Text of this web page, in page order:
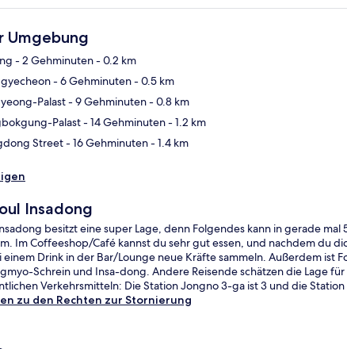
Umgebung
- 2 Gehminuten- 0.2 km
- 6 Gehminuten- 0.5 km
Palast- 9 Gehminuten- 0.8 km
Palast- 14 Gehminuten- 1.2 km
Street- 16 Gehminuten- 1.4 km
Insadong
besitzt eine super Lage, denn Folgendes kann in gerade
Im Coffeeshop/Café kannst du sehr gut essen, und nachdem du
einem Drink in der Bar/Lounge neue Kräfte sammeln. Außerdem ist
Schrein und Insa-dong. Andere Reisende schätzen die Lage
Verkehrsmitteln: Die Station Jongno 3-ga ist 3 und die
zu den Rechten zur Stornierung